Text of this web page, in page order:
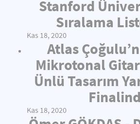
Stanford
Sıralama
Kas 18, 2020
Atlas
Mikrotonal
Ünlü Tasarım
Kas 18, 2020